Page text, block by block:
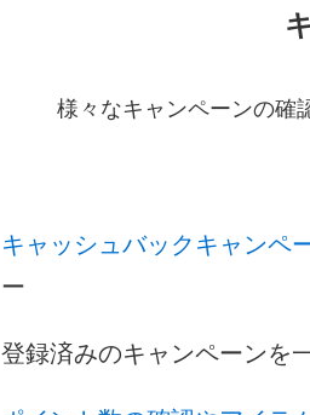
様々なキャンペーンの確
キャッシュバックキャンペ
ー
登録済みのキャンペーンを